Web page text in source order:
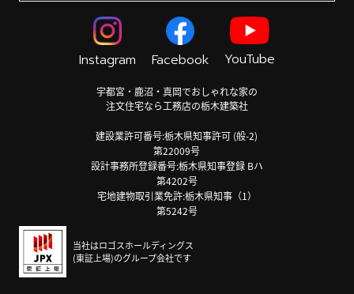
Instagram Facebook YouTube
宇都宮・鹿沼・真岡でおしゃれな家の
注文住宅なら工務店の栃木建築社
建設業許可番号:栃木県知事許可 (般-2)
第22009号
設計事務所登録番号:栃木県知事登録 Bハ
第4202号
宅地建物取引業免許:栃木県知事（1）
第5242号
当社はロゴスホールディングス
(東証上場)のグループ会社です